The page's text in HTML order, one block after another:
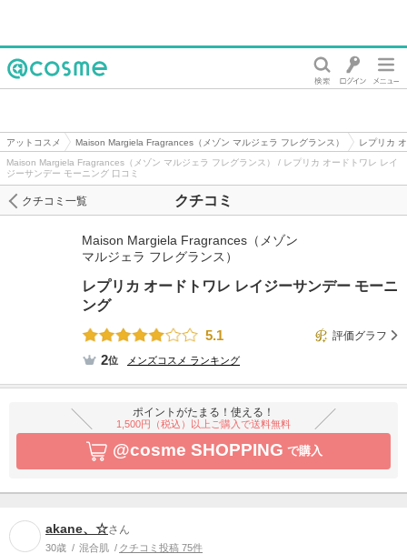
アットコスメ Maison Margiela Fragrances（メゾン マルジェラ フレグランス）
レプリカ
Maison Margiela Fragrances（メゾン マルジェラ フレグランス） / レプリカ オードトワレ レイ
ジーサンデー モーニング 口コミ
クチコミ
クチコミ一覧
Maison Margiela Fragrances（メゾン
マルジェラ フレグランス）
レプリカ オードトワレ レイジーサンデー モーニ
ング
5.1
評価グラフ
2位 メンズコスメ ランキング
ポイントがたまる！使える！
1,500円（税込）以上ご購入で送料無料
@cosme SHOPPING で購入
akane、☆さん
30歳 混合肌 クチコミ投稿 75件